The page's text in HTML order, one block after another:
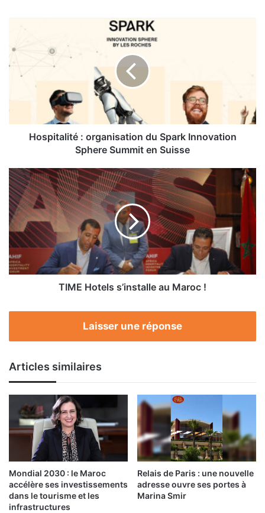
organisation
Innovation
en
SuisseHospitalité : organisation du Spark Innovation
Sphere Summit en Suisse
TIME
Hotels
s’installe
au
Maroc
!
TIME Hotels s’installe au Maroc !
Laisser une réponse
Articles similaires
Mondial 2030 : le Maroc
accélère ses investissements
dans le tourisme et les
infrastructures
Relais de Paris : une nouvelle
adresse ouvre ses portes à
Marina Smir